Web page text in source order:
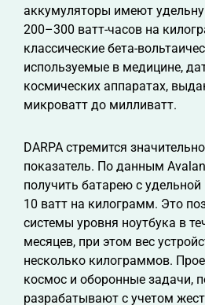
аккумуляторы имеют
200–300 ватт-часов на
классические бета-
используемые в медицине,
космических аппаратах,
микроватт до милливатт.
DARPA стремится
показатель. По данным
получить батарею с
10 ватт на килограмм. Это
системы уровня ноутбука в
месяцев, при этом вес
несколько килограммов.
космос и оборонные задачи,
разрабатывают с учетом